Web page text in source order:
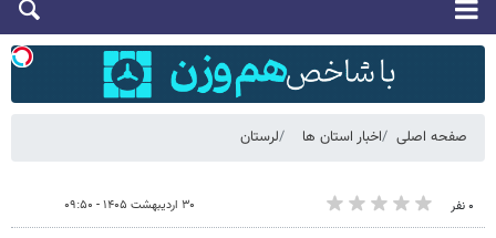
صفحه اصلی اخبار استان ها لرستان
۰ نفر ۳۰ اردیبهشت ۱۴۰۵ - ۰۹:۵۰